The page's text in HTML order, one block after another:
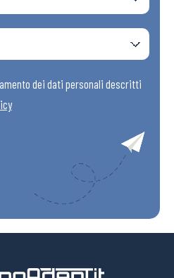
dei dati personali descritti